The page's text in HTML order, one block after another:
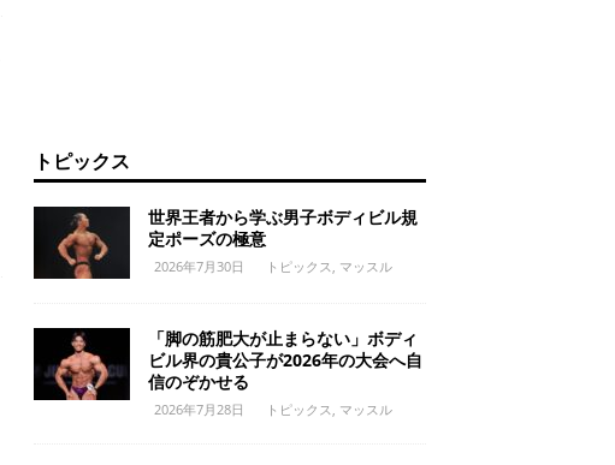
トピックス
世界王者から学ぶ男子ボディビル規
定ポーズの極意
2026年7月30日 トピックス マッスル
「脚の筋肥大が止まらない」ボディ
ビル界の貴公子が2026年の大会へ自
信のぞかせる
2026年7月28日 トピックス マッスル